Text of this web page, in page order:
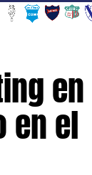
en
en el